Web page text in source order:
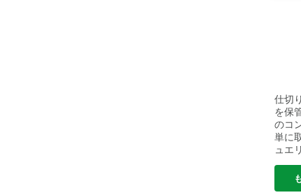
シ
ョ
ン
仕切
を保
のコ
単に
ュエ
と信
た
ドレ